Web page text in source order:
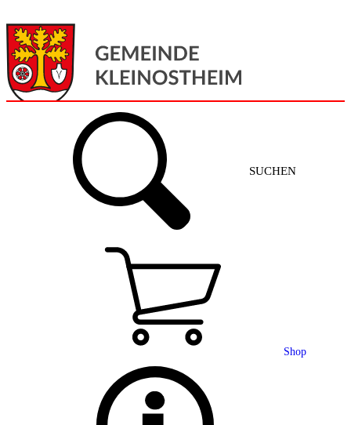
SUCHEN
Shop
Gemeinde + Service